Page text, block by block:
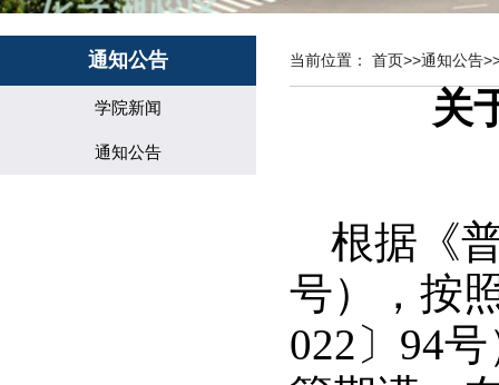
通知公告
学院新闻
通知公告
当前位置： 首页>>通知公告
关
根据《
号），按
022〕94